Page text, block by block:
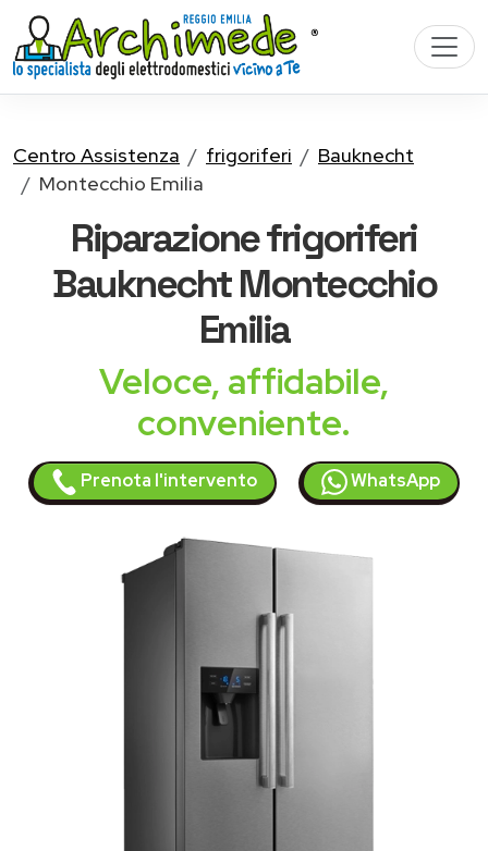
Centro Assistenza frigoriferi
Bauknecht
Montecchio Emilia
Riparazionefrigoriferi
BauknechtMontecchio
Emilia
Veloce, affidabile,
conveniente.
Prenota l'intervento WhatsApp